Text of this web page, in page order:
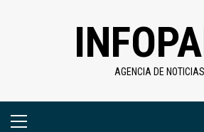
AGENCIA DE NOTICIAS
Menú